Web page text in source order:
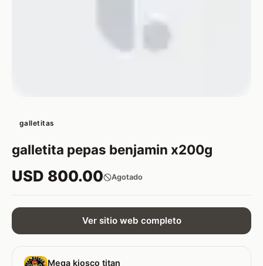
galletitas
galletita pepas benjamin x200g
USD 800.00 Agotado
Ver sitio web completo
Mega kiosco titan